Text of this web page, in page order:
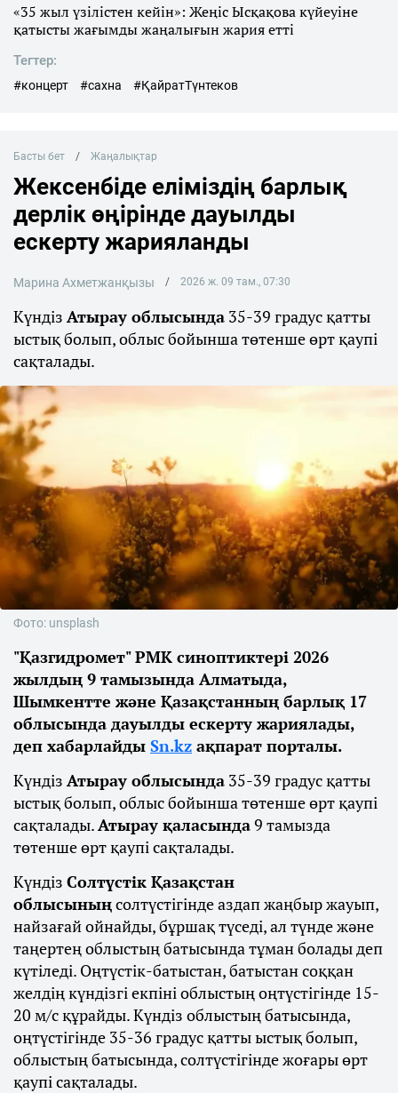
«35 жыл үзілістен кейін»: Жеңіс Ысқақова күйеуіне
қатысты жағымды жаңалығын жария етті
Тегтер:
#концерт #сахна #ҚайратТүнтеков
Басты бет Жаңалықтар
Жексенбіде еліміздің барлық
дерлік өңірінде дауылды
ескерту жарияланды
Марина Ахметжанқызы 2026 ж. 09 там., 07:30
Күндіз Атырау облысында 35-39 градус қатты
ыстық болып, облыс бойынша төтенше өрт қаупі
сақталады.
Фото: unsplash
"Қазгидромет" РМК синоптиктері 2026
жылдың 9 тамызында Алматыда,
Шымкентте және Қазақстанның барлық 17
облысында дауылды ескерту жариялады,
деп хабарлайды Sn.kz ақпарат порталы.
Күндіз Атырау облысында 35-39 градус қатты
ыстық болып, облыс бойынша төтенше өрт қаупі
сақталады.Атырау қаласында9 тамызда
төтенше өрт қаупі сақталады.
Күндіз Солтүстік Қазақстан
облысыныңсолтүстігінде аздап жаңбыр жауып,
найзағай ойнайды, бұршақ түседі, ал түнде және
таңертең облыстың батысында тұман болады деп
күтіледі. Оңтүстік-батыстан, батыстан соққан
желдің күндізгі екпіні облыстың оңтүстігінде 15-
20 м/с құрайды. Күндіз облыстың батысында,
оңтүстігінде 35-36 градус қатты ыстық болып,
облыстың батысында, солтүстігінде жоғары өрт
қаупі сақталады.